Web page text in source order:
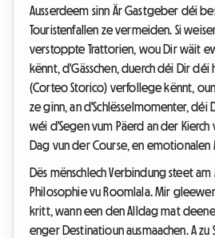
Ausserdeem sinn Är Gastgeber déi
Touristenfallen ze vermeiden. Si
verstoppte Trattorien, wou Dir wäit
kënnt, d'Gässchen, duerch déi Dir déi
(Corteo Storico) verfollege kënnt,
ze ginn, an d'Schlësselmomenter, déi
wéi d'Segen vum Päerd an der
Dag vun der Course, en emotionalen
Dës mënschlech Verbindung steet
Philosophie vu Roomlala. Mir
kritt, wann een den Alldag mat
enger Destinatioun ausmaachen. A zu